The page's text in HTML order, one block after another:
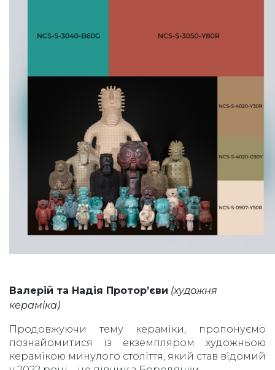
Валерій та Надія Протор’єви (художня
кераміка)
Продовжуючи тему кераміки, пропонуємо
познайомитися із екземпляром художньою
керамікою минулого століття, який став відомий